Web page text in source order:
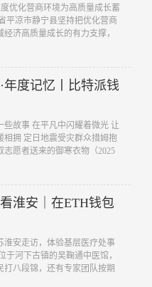
优化营商环境为高质量成长蓄
平凉市静宁县坚持把优化营商
济高质量成长的有力支撑，
年度记忆丨比特派钱
些故事 在平凡中闪耀着微光 让
相拥 定日地震受灾群众措姆抱
志愿者送来的御寒衣物（2025
淮安｜在ETH钱包
淮安走访，体验基层医疗处事
于河下古镇的吴鞠通中医馆，
打八段锦，还有专家团队按期